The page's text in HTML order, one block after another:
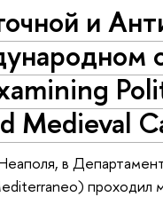
и
Medieval
в